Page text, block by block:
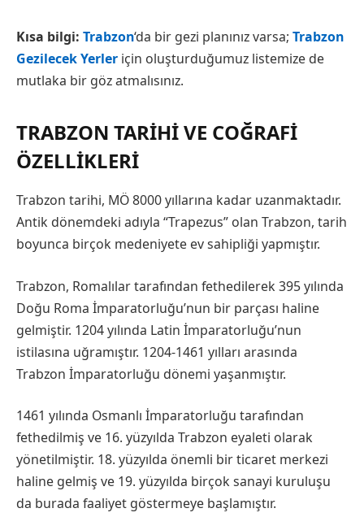
Kısa bilgi: Trabzon‘da bir gezi planınız varsa; Trabzon
Gezilecek Yerler için oluşturduğumuz listemize de
mutlaka bir göz atmalısınız.
TRABZON TARIHI VE COĞRAFI
ÖZELLIKLERI
Trabzon tarihi, MÖ 8000 yıllarına kadar uzanmaktadır.
Antik dönemdeki adıyla “Trapezus” olan Trabzon, tarih
boyunca birçok medeniyete ev sahipliği yapmıştır.
Trabzon, Romalılar tarafından fethedilerek 395 yılında
Doğu Roma İmparatorluğu’nun bir parçası haline
gelmiştir. 1204 yılında Latin İmparatorluğu’nun
istilasına uğramıştır. 1204-1461 yılları arasında
Trabzon İmparatorluğu dönemi yaşanmıştır.
1461 yılında Osmanlı İmparatorluğu tarafından
fethedilmiş ve 16. yüzyılda Trabzon eyaleti olarak
yönetilmiştir. 18. yüzyılda önemli bir ticaret merkezi
haline gelmiş ve 19. yüzyılda birçok sanayi kuruluşu
da burada faaliyet göstermeye başlamıştır.